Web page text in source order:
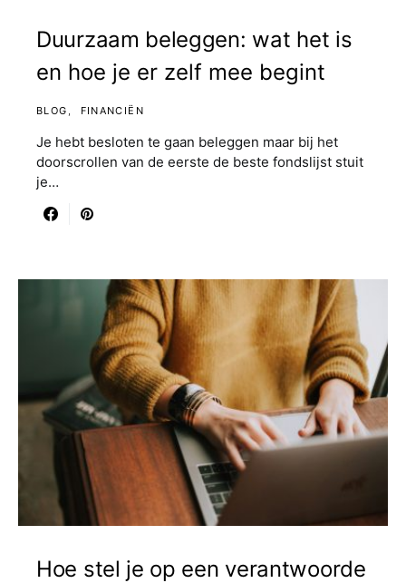
Duurzaam beleggen: wat het is
en hoe je er zelf mee begint
BLOG FINANCIËN
Je hebt besloten te gaan beleggen maar bij het
doorscrollen van de eerste de beste fondslijst stuit
je…
Hoe stel je op een verantwoorde